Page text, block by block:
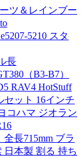
ツ＆レインブー
5210 スタ
長
（B3-B7）
RAV4 HotStuff
セット 16インチ
コハマ ジオラン
長715mm ブラ
日本製 割る 持ち